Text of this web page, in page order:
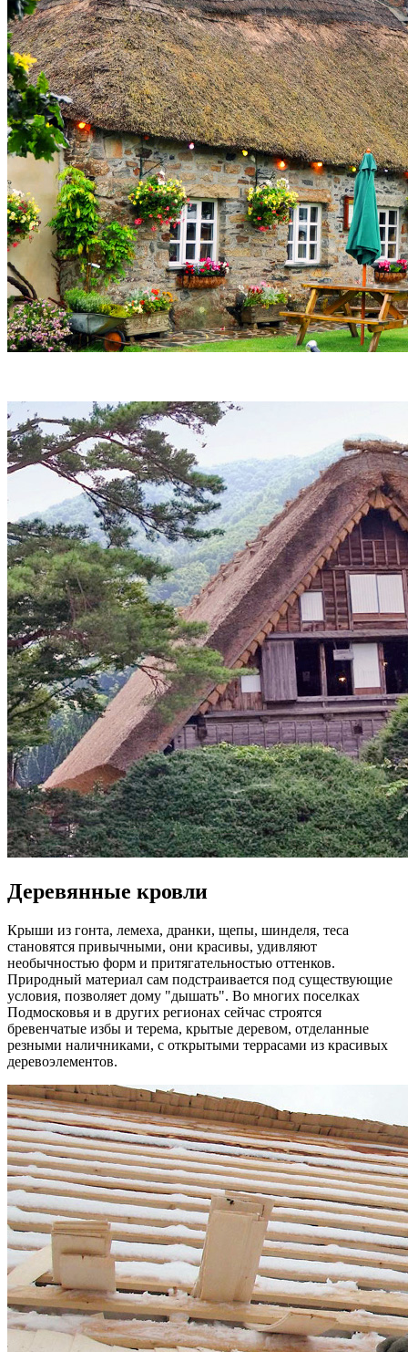
Деревянные кровли
Крыши из гонта, лемеха, дранки, щепы, шинделя, теса
становятся привычными, они красивы, удивляют
необычностью форм и притягательностью оттенков.
Природный материал сам подстраивается под существующие
условия, позволяет дому "дышать". Во многих поселках
Подмосковья и в других регионах сейчас строятся
бревенчатые избы и терема, крытые деревом, отделанные
резными наличниками, с открытыми террасами из красивых
деревоэлементов.